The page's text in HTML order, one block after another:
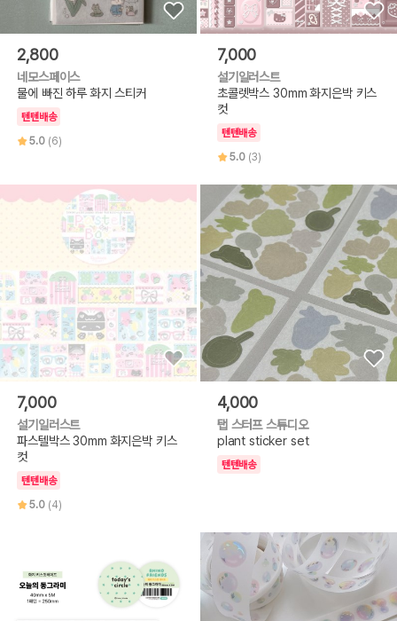
2,800
네모스페이스
물에 빠진 하루 화지 스티커
텐텐배송
5.0 (6)
7,000
설기일러스트
초콜렛박스 30mm 화지은박 키스
컷
텐텐배송
5.0 (3)
7,000
설기일러스트
파스텔박스 30mm 화지은박 키스
컷
텐텐배송
5.0 (4)
4,000
탭 스터프 스튜디오
plant sticker set
텐텐배송